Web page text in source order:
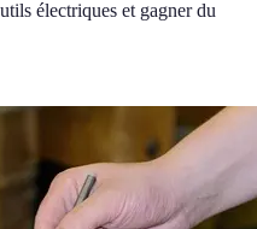
électriques et gagner du